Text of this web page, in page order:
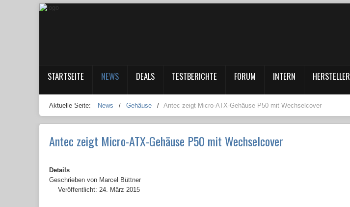
STARTSEITE NEWS DEALS TESTBERICHTE FORUM INTERN HERSTELLER
Aktuelle Seite: News / Gehäuse / Antec zeigt Micro-ATX-Gehäuse P50 mit Wechselcover
Antec zeigt Micro-ATX-Gehäuse P50 mit Wechselcover
Details
Geschrieben von Marcel Büttner
Veröffentlicht: 24. März 2015